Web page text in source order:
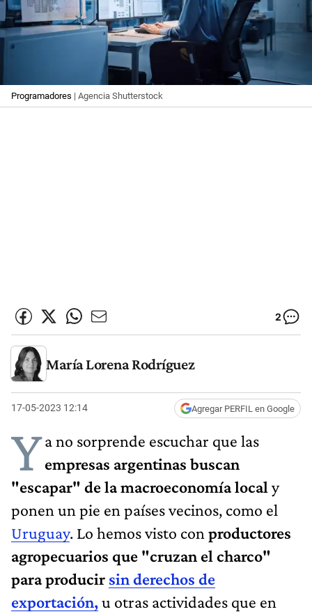
Programadores | Agencia Shutterstock
2
María Lorena Rodríguez
17-05-2023 12:14 Agregar PERFIL en Google
Ya no sorprende escuchar que las
empresas argentinas buscan
"escapar" de la macroeconomía local y
ponen un pie en países vecinos, como el
Uruguay. Lo hemos visto con productores
agropecuarios que "cruzan el charco"
para producir sin derechos de
exportación,u otras actividades que en